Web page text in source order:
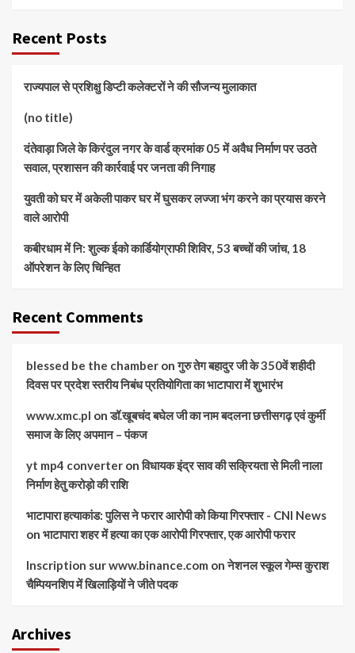
Recent Posts
राज्यपाल से प्रशिक्षु डिप्टी कलेक्टरों ने की सौजन्य मुलाकात
(no title)
दंतेवाड़ा जिले के किरंदुल नगर के वार्ड क्रमांक 05 में अवैध निर्माण पर उठते
सवाल, प्रशासन की कार्रवाई पर जनता की निगाह
युवती को घर में अकेली पाकर घर में घुसकर लज्जा भंग करने का प्रयास करने
वाले आरोपी
कबीरधाम में नि: शुल्क ईको कार्डियोग्राफी शिविर, 53 बच्चों की जांच, 18
ऑपरेशन के लिए चिन्हित
Recent Comments
blessed be the chamber onगुरु तेग बहादुर जी के 350वें शहीदी
दिवस पर प्रदेश स्तरीय निबंध प्रतियोगिता का भाटापारा में शुभारंभ
www.xmc.pl onडॉ.खूबचंद बघेल जी का नाम बदलना छत्तीसगढ़ एवं कुर्मी
समाज के लिए अपमान – पंकज
yt mp4 converter onविधायक इंद्र साव की सक्रियता से मिली नाला
निर्माण हेतु करोड़ो की राशि
भाटापारा हत्याकांड: पुलिस ने फरार आरोपी को किया गिरफ्तार - CNI News
on भाटापारा शहर में हत्या का एक आरोपी गिरफ्तार, एक आरोपी फरार
Inscription sur www.binance.com onनेशनल स्कूल गेम्स कुराश
चैम्पियनशिप में खिलाड़ियों ने जीते पदक
Archives